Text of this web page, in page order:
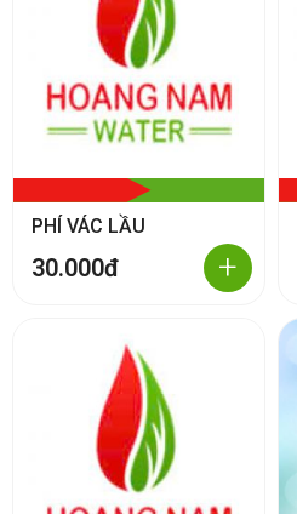
PHÍ VÁC LẦU
30.000đ +